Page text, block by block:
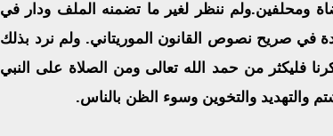
ومحلفين.ولم ننظر لغير ما تضمنه الملف ودار في
في صريح نصوص القانون الموريتاني. ولم نرد بذلك
فليكثر من حمد الله تعالى ومن الصلاة على النبي
والتخوين وسوء الظن بالناس.